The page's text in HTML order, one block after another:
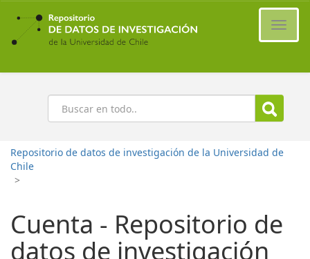
Ir
contenido
principal
Buscar
Repositorio de datos de investigación de la Universidad de
Chile
>
Cuenta - Repositorio de
datos de investigación